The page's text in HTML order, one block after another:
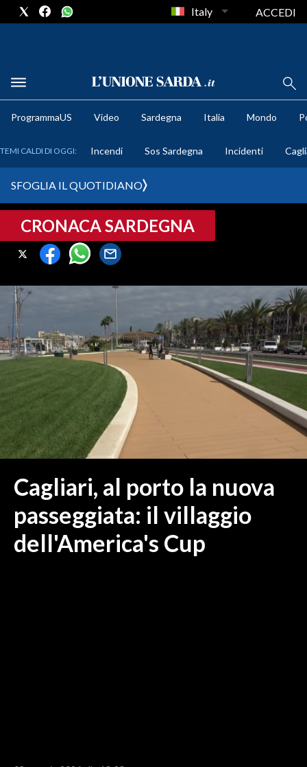
METEO
CRONACA SARDEGNA
CAGLIARI
SULCIS IGLESIENTE
MEDIO CAMPIDANO
ORISTANO E PROVINCIA
SASSARI E PROVINCIA
GALLURA
NUORO E PROVINCIA
OGLIASTRA
AGENDA
ITALIA
MONDO
POLITICA
Italy ACCEDI
ProgrammaUS Video Sardegna Italia Mondo
TEMI CALDI DI OGGI: Incendi Sos Sardegna Incidenti
SFOGLIA IL QUOTIDIANO
CRONACA SARDEGNA
Cagliari, al porto la nuova
passeggiata: il villaggio
dell'America's Cup